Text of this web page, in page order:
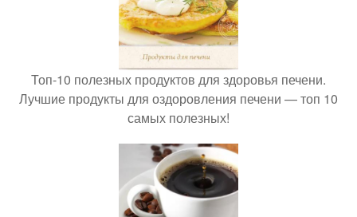
Топ-10 полезных продуктов для здоровья печени.
Лучшие продукты для оздоровления печени — топ 10
самых полезных!